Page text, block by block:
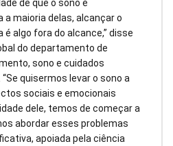
de que o sono é
a maioria delas, alcançar o
é algo fora do alcance,” disse
do departamento de
sono e cuidados
quisermos levar o sono a
sociais e emocionais
dele, temos de começar a
abordar esses problemas
apoiada pela ciência